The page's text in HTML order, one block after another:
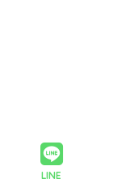
LINE